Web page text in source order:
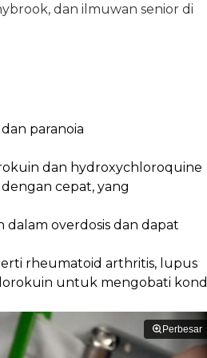
dan ilmuwan senior di
paranoia
dan hydroxychloroquine
cepat, yang
overdosis dan dapat
rheumatoid arthritis, lupus
untuk mengobati
Perbesar